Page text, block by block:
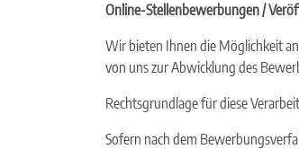
Online-Stellenbewerbungen /
Wir bieten Ihnen die Möglichkeit
von uns zur Abwicklung des
Rechtsgrundlage für diese
Sofern nach dem